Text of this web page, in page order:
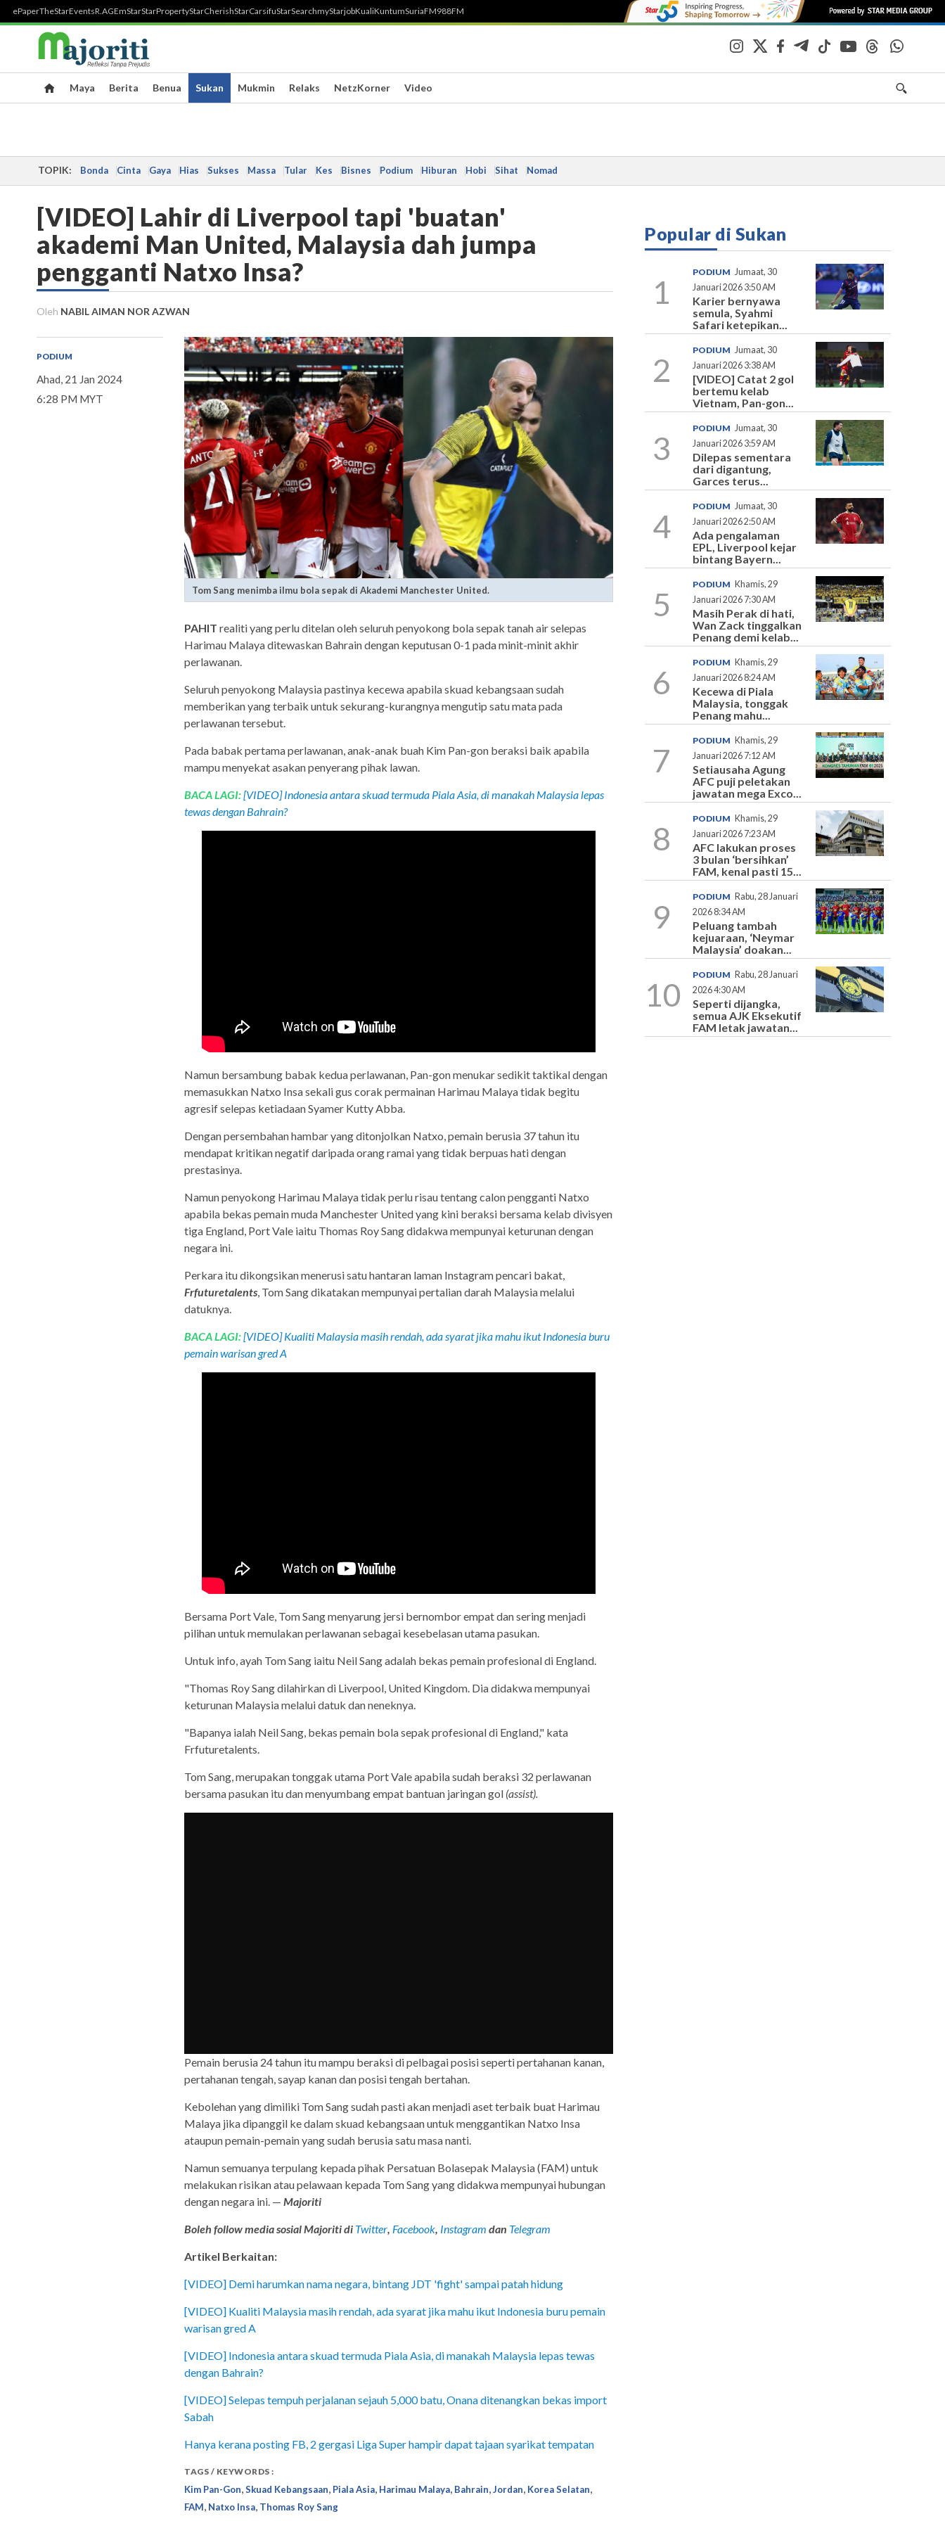
ePaperTheStarEventsR.AGEmStarStarPropertyStarCherishStarCarsifuStarSearchmyStarjobKualiKuntumSuriaFM988FM
Maya Berita Benua Sukan Mukmin Relaks NetzKorner Video
TOPIK: Bonda Cinta Gaya Hias Sukses Massa Tular Kes Bisnes Podium Hiburan Hobi Sihat Nomad
[VIDEO] Lahir di Liverpool tapi 'buatan'
akademi Man United, Malaysia dah jumpa
pengganti Natxo Insa?
Oleh NABIL AIMAN NOR AZWAN
PODIUM
Ahad, 21 Jan 2024
6:28 PM MYT
Tom Sang menimba ilmu bola sepak di Akademi Manchester United.
PAHIT realiti yang perlu ditelan oleh seluruh penyokong bola sepak tanah air selepas
Harimau Malaya ditewaskan Bahrain dengan keputusan 0-1 pada minit-minit akhir
perlawanan.
Seluruh penyokong Malaysia pastinya kecewa apabila skuad kebangsaan sudah
memberikan yang terbaik untuk sekurang-kurangnya mengutip satu mata pada
perlawanan tersebut.
Pada babak pertama perlawanan, anak-anak buah Kim Pan-gon beraksi baik apabila
mampu menyekat asakan penyerang pihak lawan.
BACA LAGI:[VIDEO] Indonesia antara skuad termuda Piala Asia, di manakah Malaysia lepas
tewas dengan Bahrain?
Namun bersambung babak kedua perlawanan, Pan-gon menukar sedikit taktikal dengan
memasukkan Natxo Insa sekali gus corak permainan Harimau Malaya tidak begitu
agresif selepas ketiadaan Syamer Kutty Abba.
Dengan persembahan hambar yang ditonjolkan Natxo, pemain berusia 37 tahun itu
mendapat kritikan negatif daripada orang ramai yang tidak berpuas hati dengan
prestasinya.
Namun penyokong Harimau Malaya tidak perlu risau tentang calon pengganti Natxo
apabila bekas pemain muda Manchester United yang kini beraksi bersama kelab divisyen
tiga England, Port Vale iaitu Thomas Roy Sang didakwa mempunyai keturunan dengan
negara ini.
Perkara itu dikongsikan menerusi satu hantaran laman Instagram pencari bakat,
Frfuturetalents, Tom Sang dikatakan mempunyai pertalian darah Malaysia melalui
datuknya.
BACA LAGI:[VIDEO] Kualiti Malaysia masih rendah, ada syarat jika mahu ikut Indonesia buru
pemain warisan gred A
Bersama Port Vale, Tom Sang menyarung jersi bernombor empat dan sering menjadi
pilihan untuk memulakan perlawanan sebagai kesebelasan utama pasukan.
Untuk info, ayah Tom Sang iaitu Neil Sang adalah bekas pemain profesional di England.
"Thomas Roy Sang dilahirkan di Liverpool, United Kingdom. Dia didakwa mempunyai
keturunan Malaysia melalui datuk dan neneknya.
"Bapanya ialah Neil Sang, bekas pemain bola sepak profesional di England," kata
Frfuturetalents.
Tom Sang, merupakan tonggak utama Port Vale apabila sudah beraksi 32 perlawanan
bersama pasukan itu dan menyumbang empat bantuan jaringan gol (assist).
Pemain berusia 24 tahun itu mampu beraksi di pelbagai posisi seperti pertahanan kanan,
pertahanan tengah, sayap kanan dan posisi tengah bertahan.
Kebolehan yang dimiliki Tom Sang sudah pasti akan menjadi aset terbaik buat Harimau
Malaya jika dipanggil ke dalam skuad kebangsaan untuk menggantikan Natxo Insa
ataupun pemain-pemain yang sudah berusia satu masa nanti.
Namun semuanya terpulang kepada pihak Persatuan Bolasepak Malaysia (FAM) untuk
melakukan risikan atau pelawaan kepada Tom Sang yang didakwa mempunyai hubungan
dengan negara ini. — Majoriti
Boleh follow media sosial Majoriti di Twitter, Facebook, Instagram dan Telegram
Artikel Berkaitan:
[VIDEO] Demi harumkan nama negara, bintang JDT 'fight' sampai patah hidung
[VIDEO] Kualiti Malaysia masih rendah, ada syarat jika mahu ikut Indonesia buru pemain
warisan gred A
[VIDEO] Indonesia antara skuad termuda Piala Asia, di manakah Malaysia lepas tewas
dengan Bahrain?
[VIDEO] Selepas tempuh perjalanan sejauh 5,000 batu, Onana ditenangkan bekas import
Sabah
Hanya kerana posting FB, 2 gergasi Liga Super hampir dapat tajaan syarikat tempatan
TAGS / KEYWORDS :
Kim Pan-Gon,Skuad Kebangsaan, Piala Asia, Harimau Malaya, Bahrain,Jordan, Korea Selatan,
FAM, Natxo Insa, Thomas Roy Sang
Popular di Sukan
1
PODIUM Jumaat, 30
Januari 2026 3:50 AM
Karier bernyawa
semula, Syahmi
Safari ketepikan...
2
PODIUM Jumaat, 30
Januari 2026 3:38 AM
[VIDEO] Catat 2 gol
bertemu kelab
Vietnam, Pan-gon...
3
PODIUM Jumaat, 30
Januari 2026 3:59 AM
Dilepas sementara
dari digantung,
Garces terus...
4
PODIUM Jumaat, 30
Januari 2026 2:50 AM
Ada pengalaman
EPL, Liverpool kejar
bintang Bayern...
5
PODIUM Khamis, 29
Januari 2026 7:30 AM
Masih Perak di hati,
Wan Zack tinggalkan
Penang demi kelab...
6
PODIUM Khamis, 29
Januari 2026 8:24 AM
Kecewa di Piala
Malaysia, tonggak
Penang mahu...
7
PODIUM Khamis, 29
Januari 2026 7:12 AM
Setiausaha Agung
AFC puji peletakan
jawatan mega Exco...
8
PODIUM Khamis, 29
Januari 2026 7:23 AM
AFC lakukan proses
3 bulan ‘bersihkan’
FAM, kenal pasti 15...
9
PODIUM Rabu, 28 Januari
2026 8:34 AM
Peluang tambah
kejuaraan, ‘Neymar
Malaysia’ doakan...
10
PODIUM Rabu, 28 Januari
2026 4:30 AM
Seperti dijangka,
semua AJK Eksekutif
FAM letak jawatan...